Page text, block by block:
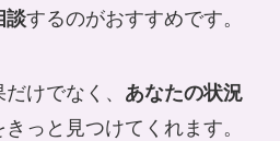
談するのがおすすめです。
けでなく、 あなたの状況
きっと見つけてくれます。